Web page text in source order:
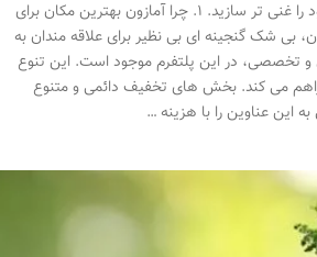
کمک می کند تا با دیدی باز و آگاهانه، بهترین معاملات را شکار کنید و کتابخانه شخصی خود را غنی تر سازید. ۱. چرا آمازون بهترین مکان برای
بی شک گنجینه ای بی نظیر برای علاقه مندان به
و تخصصی، در این پلتفرم موجود است. این تنوع
می کند. بخش های تخفیف دائمی و متنوع
این عناوین را با هزینه …